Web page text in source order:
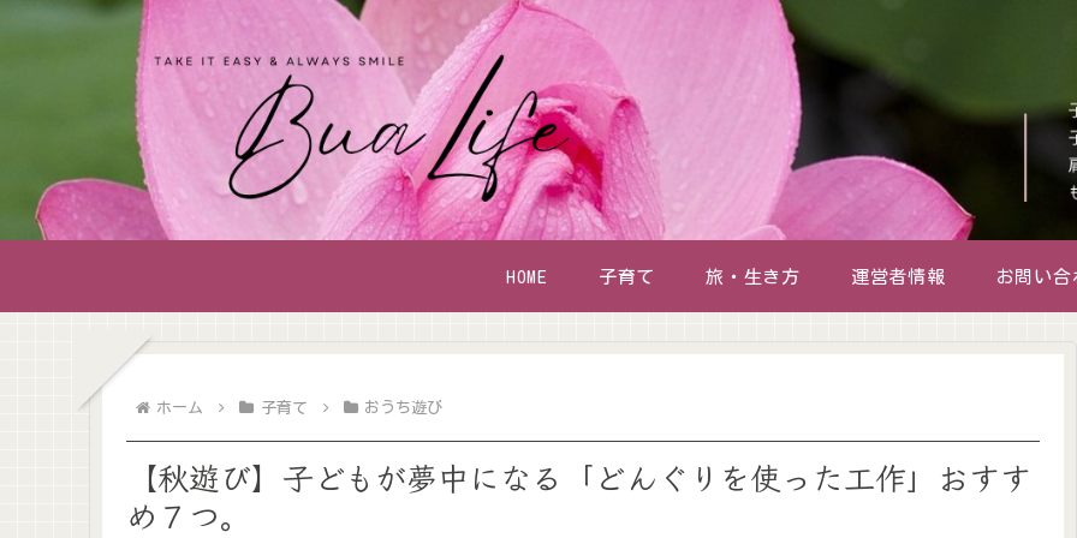
HOME 子育て 旅・生き方 運営者情報 お問い合
ホーム 子育て おうち遊び
【秋遊び】子どもが夢中になる「どんぐりを使った工作」おすす
め７つ。